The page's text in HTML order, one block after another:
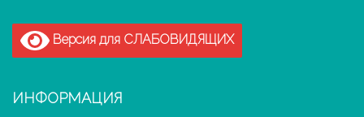
Версия для СЛАБОВИДЯЩИХ
ИНФОРМАЦИЯ